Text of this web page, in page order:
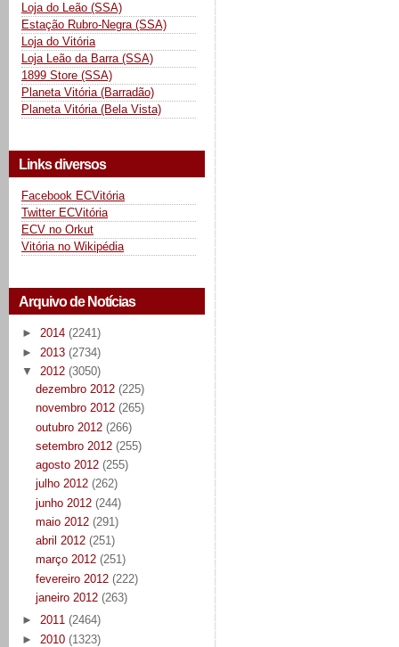
Loja do Leão (SSA)
Estação Rubro-Negra (SSA)
Loja do Vitória
Loja Leão da Barra (SSA)
1899 Store (SSA)
Planeta Vitória (Barradão)
Planeta Vitória (Bela Vista)
Links diversos
Facebook ECVitória
Twitter ECVitória
ECV no Orkut
Vitória no Wikipédia
Arquivo de Notícias
► 2014 (2241)
► 2013 (2734)
▼ 2012 (3050)
dezembro 2012 (225)
novembro 2012 (265)
outubro 2012 (266)
setembro 2012 (255)
agosto 2012 (255)
julho 2012 (262)
junho 2012 (244)
maio 2012 (291)
abril 2012 (251)
março 2012 (251)
fevereiro 2012 (222)
janeiro 2012 (263)
► 2011 (2464)
► 2010 (1323)